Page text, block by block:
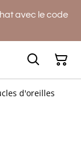
avec le code
d'oreilles